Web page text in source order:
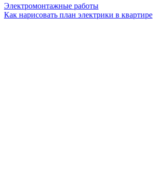
Электромонтажные работы
Как нарисовать план электрики в квартире